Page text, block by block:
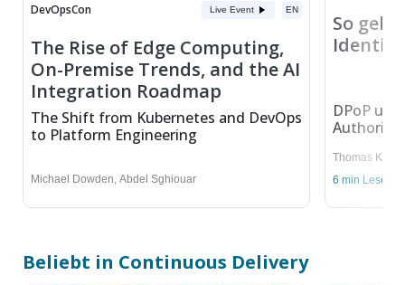
DevOpsCon Live Event EN
The Rise of Edge Computing,
On-Premise Trends, and the AI
Integration Roadmap
The Shift from Kubernetes and DevOps
to Platform Engineering
Michael Dowden, Abdel Sghiouar
So
DPoP
Thomas Kruse
6 min
Beliebt in Continuous Delivery